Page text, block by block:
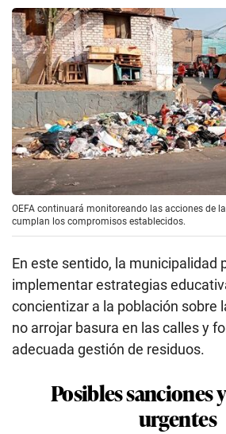
OEFA continuará monitoreando las acciones de
cumplan los compromisos establecidos.
En este sentido, la municipalidad
implementar estrategias
concientizar a la población sobre
no arrojar basura en las calles y
adecuada gestión de residuos.
Posibles sanciones
urgentes